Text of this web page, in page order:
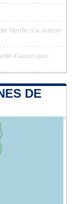
Verde n'a aucun
d'aucun parc
DE